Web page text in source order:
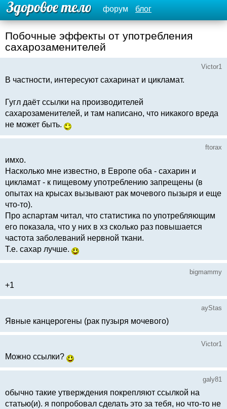
форум блог
Побочные эффекты от употребления
сахарозаменителей
Victor1
В частности, интересуют сахаринат и цикламат.
Гугл даёт ссылки на производителей
сахарозаменителей, и там написано, что никакого вреда
не может быть.
ftorax
имхо.
Насколько мне известно, в Европе оба - сахарин и
цикламат - к пищевому употреблению запрещены (в
опытах на крысах вызывают рак мочевого пызыря и еще
что-то).
Про аспартам читал, что статистика по употребляющим
его показала, что у них в хз сколько раз повышается
частота заболеваний нервной ткани.
Т.е. сахар лучше.
bigmammy
+1
ayStas
Явные канцерогены (рак пузыря мочевого)
Victor1
Можно ссылки?
galy81
обычно такие утверждения покрепляют ссылкой на
статью(и). я попробовал сделать это за тебя, но что-то не